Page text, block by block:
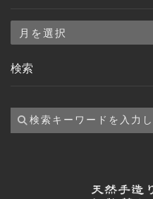
ア
カ
ブ
検索